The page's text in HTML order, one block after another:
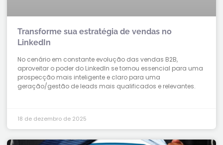
Transforme sua estratégia de vendas no
LinkedIn
No cenário em constante evolução das vendas B2B,
aproveitar o poder do LinkedIn se tornou essencial para uma
prospecção mais inteligente e claro para uma
geração/gestão de leads mais qualificados e relevantes.
18 de dezembro de 2025